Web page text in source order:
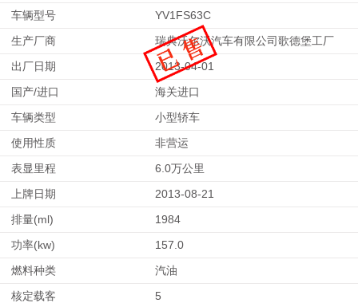
车辆型号
YV1FS63C
生产厂商
瑞典沃尔沃汽车有限公司歌德堡工厂
出厂日期
2013-04-01
国产/进口
海关进口
车辆类型
小型轿车
使用性质
非营运
表显里程
6.0万公里
上牌日期
2013-08-21
排量(ml)
1984
功率(kw)
157.0
燃料种类
汽油
核定载客
5